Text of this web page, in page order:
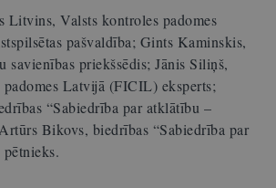
Litvins, Valsts kontroles padomes
pašvaldība; Gints Kaminskis,
savienības priekšsēdis; Jānis Siliņš,
Latvijā (FICIL) eksperts;
“Sabiedrība par atklātību –
Bikovs, biedrības “Sabiedrība par